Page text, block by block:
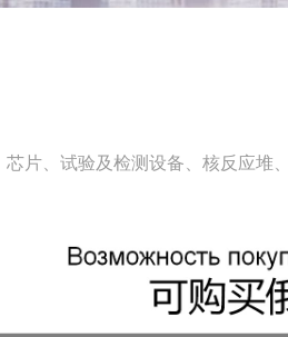
片、试验及检测设备、核反应堆